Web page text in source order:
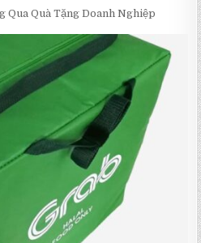
Qua Quà Tặng Doanh Nghiệp